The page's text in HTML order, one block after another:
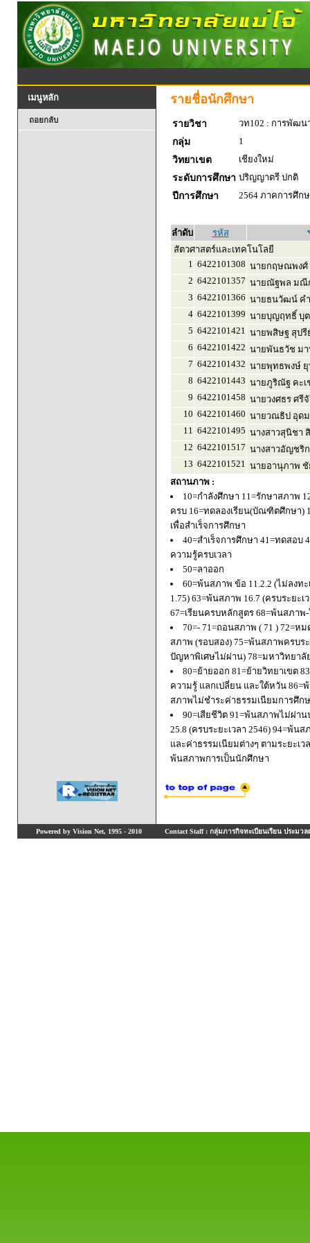
เมนูหลัก
ถอยกลับ
รายชื่อนักศึกษา
รายวิชา
วท102 : การพัฒน
กลุ่ม
1
วิทยาเขต
เชียงใหม่
ระดับการศึกษา ปริญญาตรี ปกติ
ปีการศึกษา
2564 ภาคการศึก
ลำดับ
รหัส
สัตวศาสตร์และเทคโนโลยี
1 6422101308 นายกฤษณพงศ์
2 6422101357 นายณัฐพล มณี
3 6422101366 นายธนวัฒน์ ค
4 6422101399 นายบุญฤทธิ์ บุต
5 6422101421 นายพสิษฐ สุป
6 6422101422 นายพันธวัช ม
7 6422101432 นายพุทธพงษ์
8 6422101443 นายภูริณัฐ คะ
9 6422101458 นายวงศธร ศรี
10 6422101460 นายวณธิป อุด
11 6422101495 นางสาวสุนิชา
12 6422101517 นางสาวอัญชริ
13 6422101521 นายอานุภาพ
สถานภาพ :
10=กำลังศึกษา 11=รักษาสภาพ
ครบ 16=ทดลองเรียน(บัณฑิตศึกษา)
เพื่อสำเร็จการศึกษา
40=สำเร็จการศึกษา 41=ทดสอบ
ความรู้ครบเวลา
50=ลาออก
60=พ้นสภาพ ข้อ 11.2.2 (ไม่ลงท
1.75) 63=พ้นสภาพ 16.7 (ครบระยะ
67=เรียนครบหลักสูตร 68=พ้นสภา
70=- 71=ถอนสภาพ ( 71 ) 72=
สภาพ (รอบสอง) 75=พ้นสภาพครบ
ปัญหาพิเศษไม่ผ่าน) 78=มหาวิทยา
80=ย้ายออก 81=ย้ายวิทยาเขต
ความรู้ แลกเปลี่ยน และใต้หวัน
สภาพไม่ชำระค่าธรรมเนียมการศึก
90=เสียชีวิต 91=พ้นสภาพไม่ผ่า
25.8 (ครบระยะเวลา 2546) 94=พ้
และค่าธรรมเนียมต่างๆ ตามระยะเ
พ้นสภาพการเป็นนักศึกษา
Powered by Vision Net, 1995 - 2010 Contact Staff : กลุ่มภารกิจทะเบียนเรียน ประมวล